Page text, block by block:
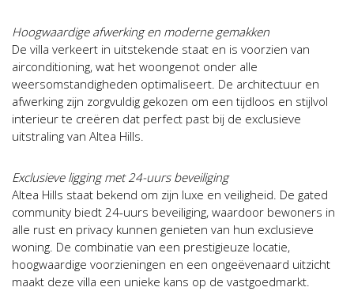
Hoogwaardige afwerking en moderne gemakken
De villa verkeert in uitstekende staat en is voorzien van
airconditioning, wat het woongenot onder alle
weersomstandigheden optimaliseert. De architectuur en
afwerking zijn zorgvuldig gekozen om een tijdloos en stijlvol
interieur te creëren dat perfect past bij de exclusieve
uitstraling van Altea Hills.
Exclusieve ligging met 24-uurs beveiliging
Altea Hills staat bekend om zijn luxe en veiligheid. De gated
community biedt 24-uurs beveiliging, waardoor bewoners in
alle rust en privacy kunnen genieten van hun exclusieve
woning. De combinatie van een prestigieuze locatie,
hoogwaardige voorzieningen en een ongeëvenaard uitzicht
maakt deze villa een unieke kans op de vastgoedmarkt.